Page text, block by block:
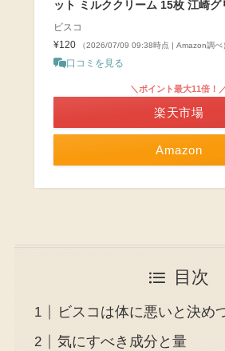
ット ミルククリーム 15枚 江崎グ
ビスコ
¥120
（2026/07/09 09:38時点 | Amazon調べ
口コミを見る
Amazon
＼ポイント最大11倍！
楽天市場
目次
ビスコは体に悪いと決め
気にすべき成分と量